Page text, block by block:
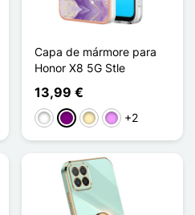
Capa de mármore para
Honor X8 5G Stle
13,99 €
BrancoPúrpura
OuroVioleta ligeira
+2